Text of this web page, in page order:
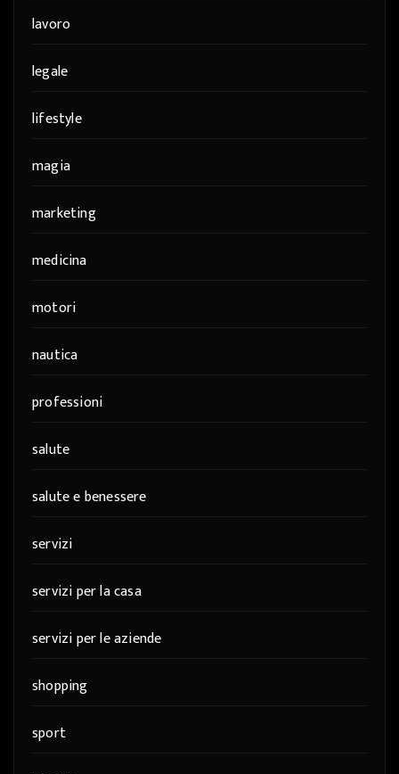
lavoro
legale
lifestyle
magia
marketing
medicina
motori
nautica
professioni
salute
salute e benessere
servizi
servizi per la casa
servizi per le aziende
shopping
sport